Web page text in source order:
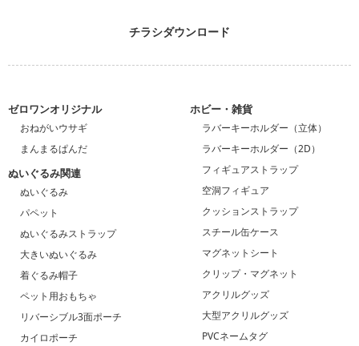
チラシダウンロード
ゼロワンオリジナル
おねがいウサギ
まんまるぱんだ
ぬいぐるみ関連
ぬいぐるみ
パペット
ぬいぐるみストラップ
大きいぬいぐるみ
着ぐるみ帽子
ペット用おもちゃ
リバーシブル3面ポーチ
カイロポーチ
ホビー・雑貨
ラバーキーホルダー（立体）
ラバーキーホルダー（2D）
フィギュアストラップ
空洞フィギュア
クッションストラップ
スチール缶ケース
マグネットシート
クリップ・マグネット
アクリルグッズ
大型アクリルグッズ
PVCネームタグ